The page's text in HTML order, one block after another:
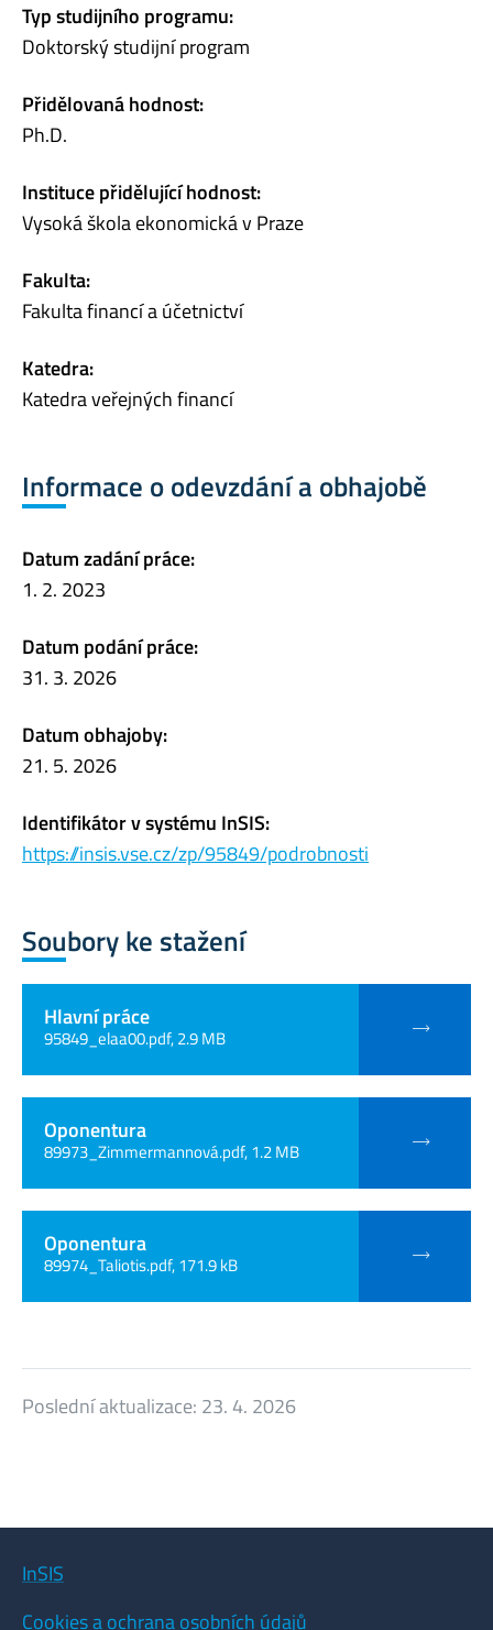
Typ studijního programu:
Doktorský studijní program
Přidělovaná hodnost:
Ph.D.
Instituce přidělující hodnost:
Vysoká škola ekonomická v Praze
Fakulta:
Fakulta financí a účetnictví
Katedra:
Katedra veřejných financí
Informace o odevzdání a obhajobě
Datum zadání práce:
1. 2. 2023
Datum podání práce:
31. 3. 2026
Datum obhajoby:
21. 5. 2026
Identifikátor v systému InSIS:
https://insis.vse.cz/zp/95849/podrobnosti
Soubory ke stažení
Hlavní práce
95849_elaa00.pdf, 2.9 MB
Oponentura
89973_Zimmermannová.pdf, 1.2 MB
Oponentura
89974_Taliotis.pdf, 171.9 kB
Poslední aktualizace: 23. 4. 2026
InSIS
Cookies a ochrana osobních údajů